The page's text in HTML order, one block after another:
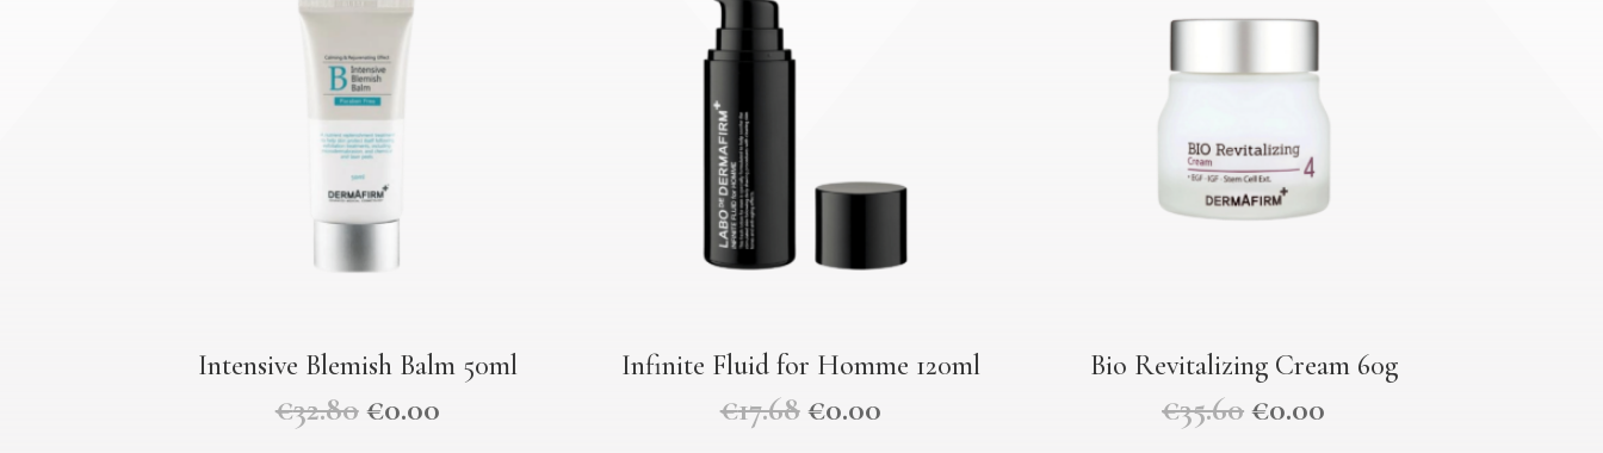
Intensive Blemish Balm 50ml
€32.80€0.00
Infinite Fluid for Homme 120ml
€17.68€0.00
Bio Revitalizing Cream 60g
€35.60€0.00